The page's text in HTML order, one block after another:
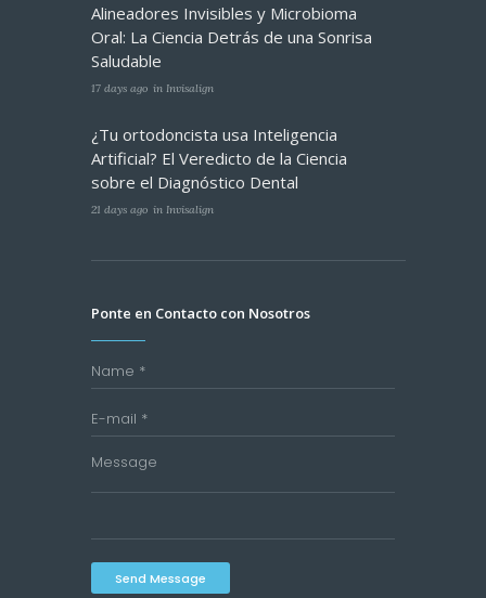
Alineadores Invisibles y Microbioma
Oral: La Ciencia Detrás de una Sonrisa
Saludable
17 days ago in Invisalign
¿Tu ortodoncista usa Inteligencia
Artificial? El Veredicto de la Ciencia
sobre el Diagnóstico Dental
21 days ago in Invisalign
Ponte en Contacto con Nosotros
Send Message